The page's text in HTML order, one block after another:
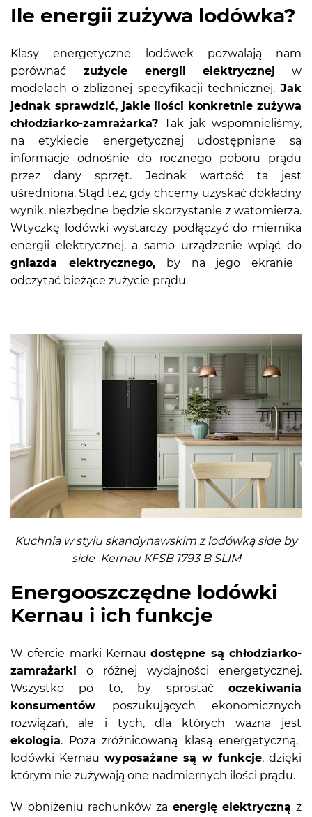
Ile energii zużywa lodówka?
Klasy energetyczne lodówek pozwalają nam
porównać zużycie energii elektrycznej w
modelach o zbliżonej specyfikacji technicznej.Jak
jednak sprawdzić, jakie ilości konkretnie zużywa
chłodziarko-zamrażarka? Tak jak wspomnieliśmy,
na etykiecie energetycznej udostępniane są
informacje odnośnie do rocznego poboru prądu
przez dany sprzęt. Jednak wartość ta jest
uśredniona. Stąd też, gdy chcemy uzyskać dokładny
wynik, niezbędne będzie skorzystanie z watomierza.
Wtyczkę lodówki wystarczy podłączyć do miernika
energii elektrycznej, a samo urządzenie wpiąć do
gniazda elektrycznego,by na jego ekranie
odczytać bieżące zużycie prądu.
Kuchnia w stylu skandynawskim z lodówką side by
side Kernau KFSB 1793 B SLIM
Energooszczędne lodówki
Kernau i ich funkcje
W ofercie marki Kernaudostępne są chłodziarko-
zamrażarki o różnej wydajności energetycznej.
Wszystko po to, by sprostać oczekiwania
konsumentów poszukujących ekonomicznych
rozwiązań, ale i tych, dla których ważna jest
ekologia. Poza zróżnicowaną klasą energetyczną,
lodówki Kernau wyposażane są w funkcje, dzięki
którym nie zużywają one nadmiernych ilości prądu.
W obniżeniu rachunków za energię elektryczną z